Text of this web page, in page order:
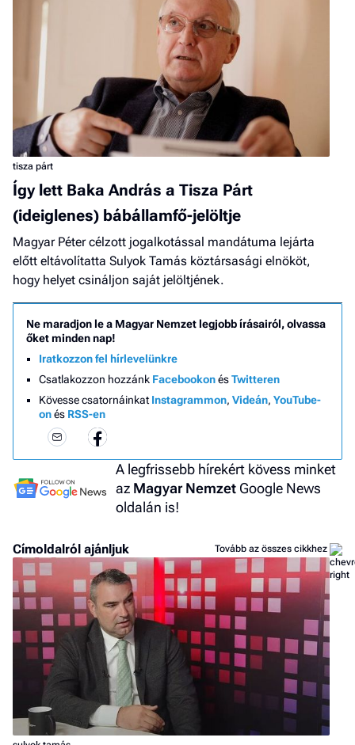
tisza párt
Így lett Baka András a Tisza Párt
(ideiglenes) bábállamfő-jelöltje
Magyar Péter célzott jogalkotással mandátuma lejárta
előtt eltávolítatta Sulyok Tamás köztársasági elnököt,
hogy helyet csináljon saját jelöltjének.
Ne maradjon le a Magyar Nemzet legjobb írásairól, olvassa
őket minden nap!
Iratkozzon fel hírlevelünkre
Csatlakozzon hozzánk FacebookonésTwitteren
Kövesse csatornáinkat Instagrammon, Videán, YouTube-
onés RSS-en
A legfrissebb hírekért kövess minket
az Magyar Nemzet Google News
oldalán is!
Címoldalról ajánljuk Tovább az összes cikkhez